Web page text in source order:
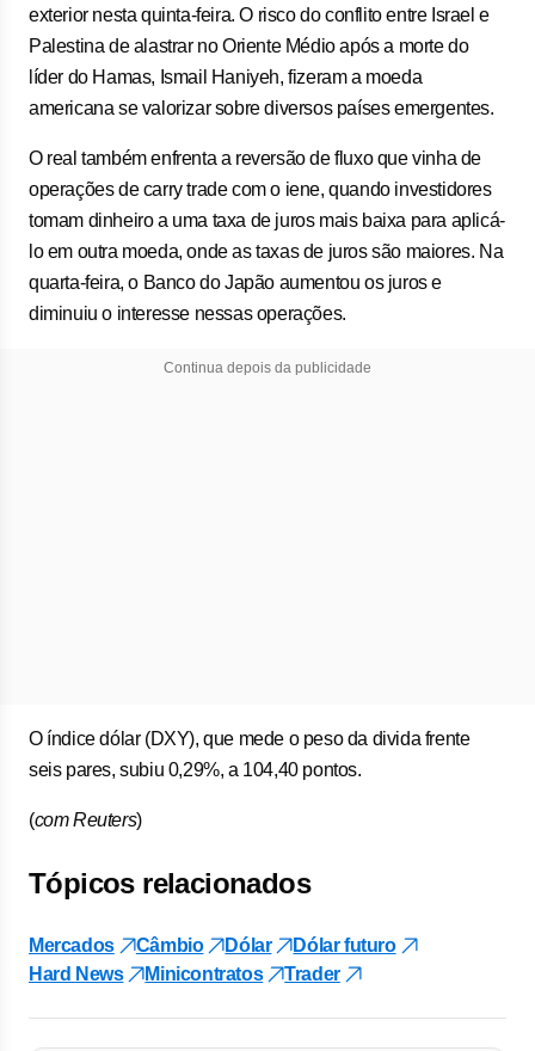
exterior nesta quinta-feira. O risco do conflito entre Israel e
Palestina de alastrar no Oriente Médio após a morte do
líder do Hamas, Ismail Haniyeh, fizeram a moeda
americana se valorizar sobre diversos países emergentes.
O real também enfrenta a reversão de fluxo que vinha de
operações de carry trade com o iene, quando investidores
tomam dinheiro a uma taxa de juros mais baixa para aplicá-
lo em outra moeda, onde as taxas de juros são maiores. Na
quarta-feira, o Banco do Japão aumentou os juros e
diminuiu o interesse nessas operações.
Continua depois da publicidade
O índice dólar (DXY), que mede o peso da divida frente
seis pares, subiu 0,29%, a 104,40 pontos.
(com Reuters)
Tópicos relacionados
Mercados Câmbio Dólar
Dólar futuro
Hard News
Minicontratos Trader